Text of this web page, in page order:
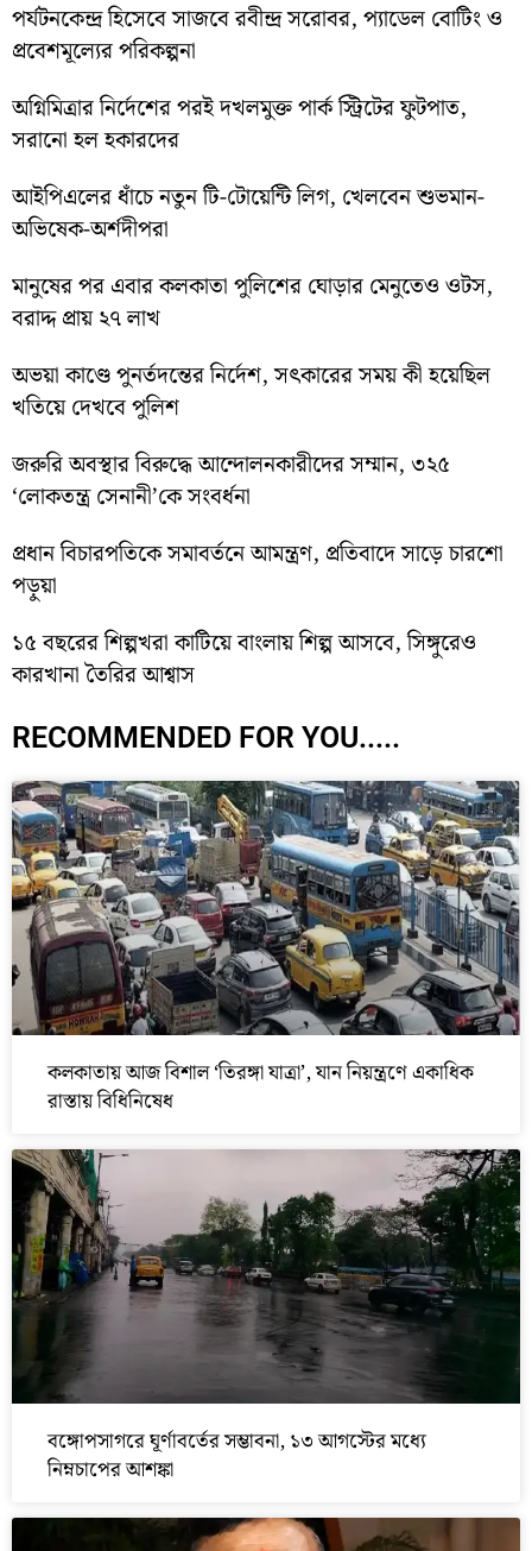
পর্যটনকেন্দ্র হিসেবে সাজবে রবীন্দ্র সরোবর, প্যাডেল বোটিং ও
প্রবেশমূল্যের পরিকল্পনা
অগ্নিমিত্রার নির্দেশের পরই দখলমুক্ত পার্ক স্ট্রিটের ফুটপাত,
সরানো হল হকারদের
আইপিএলের ধাঁচে নতুন টি-টোয়েন্টি লিগ, খেলবেন শুভমান-
অভিষেক-অর্শদীপরা
মানুষের পর এবার কলকাতা পুলিশের ঘোড়ার মেনুতেও ওটস,
বরাদ্দ প্রায় ২৭ লাখ
অভয়া কাণ্ডে পুনর্তদন্তের নির্দেশ, সৎকারের সময় কী হয়েছিল
খতিয়ে দেখবে পুলিশ
জরুরি অবস্থার বিরুদ্ধে আন্দোলনকারীদের সম্মান, ৩২৫
‘লোকতন্ত্র সেনানী’কে সংবর্ধনা
প্রধান বিচারপতিকে সমাবর্তনে আমন্ত্রণ, প্রতিবাদে সাড়ে চারশো
পড়ুয়া
১৫ বছরের শিল্পখরা কাটিয়ে বাংলায় শিল্প আসবে, সিঙ্গুরেও
কারখানা তৈরির আশ্বাস
RECOMMENDED FOR YOU.....
কলকাতায় আজ বিশাল ‘তিরঙ্গা যাত্রা’, যান নিয়ন্ত্রণে একাধিক
রাস্তায় বিধিনিষেধ
বঙ্গোপসাগরে ঘূর্ণাবর্তের সম্ভাবনা, ১৩ আগস্টের মধ্যে
নিম্নচাপের আশঙ্কা